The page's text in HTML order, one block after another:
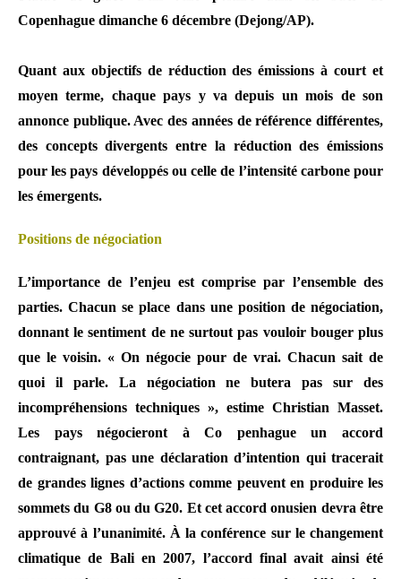
Copenhague dimanche 6 décembre (Dejong/AP).
Quant aux objectifs de réduction des émissions à court et
moyen terme, chaque pays y va depuis un mois de son
annonce publique. Avec des années de référence différentes,
des concepts divergents entre la réduction des émissions
pour les pays développés ou celle de l’intensité carbone pour
les émergents.
Positions de négociation
L’importance de l’enjeu est comprise par l’ensemble des
parties. Chacun se place dans une position de négociation,
donnant le sentiment de ne surtout pas vouloir bouger plus
que le voisin. « On négocie pour de vrai. Chacun sait de
quoi il parle. La négociation ne butera pas sur des
incompréhensions techniques », estime Christian Masset.
Les pays négocieront à Co penhague un accord
contraignant, pas une déclaration d’intention qui tracerait
de grandes lignes d’actions comme peuvent en produire les
sommets du G8 ou du G20. Et cet accord onusien devra être
approuvé à l’unanimité. À la conférence sur le changement
climatique de Bali en 2007, l’accord final avait ainsi été